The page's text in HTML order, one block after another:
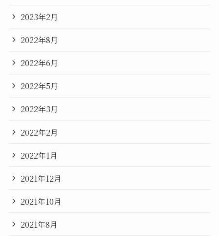
2023年2月
2022年8月
2022年6月
2022年5月
2022年3月
2022年2月
2022年1月
2021年12月
2021年10月
2021年8月